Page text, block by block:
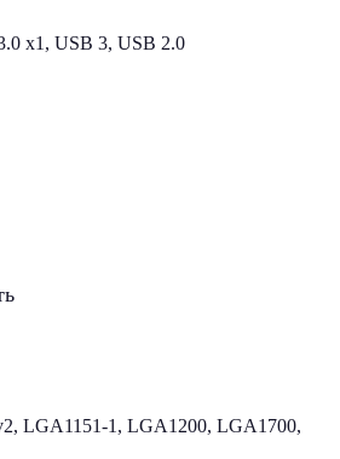
x1, USB 3, USB 2.0
LGA1151-1, LGA1200, LGA1700,